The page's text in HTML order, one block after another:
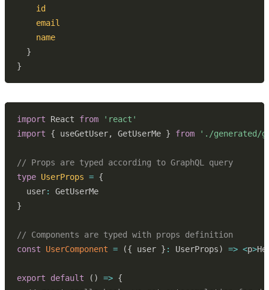
id
email
name
}
}
import React from
'react'
import
{ useGetUser, GetUserMe } from './generated/
// Props are typed according to GraphQL query
type UserProps = {
  user
:
}
// Components are typed with props definition
const
UserComponent = ({ user } : UserProps) => <p>
export default ( ) => {